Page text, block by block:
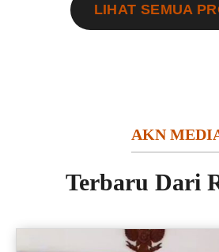
LIHAT SEMUA
AKN
Terbaru Dari